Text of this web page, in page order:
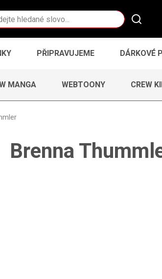
PŘIPRAVUJEME DÁRKOVÉ
MANGA WEBTOONY CREW
Brenna